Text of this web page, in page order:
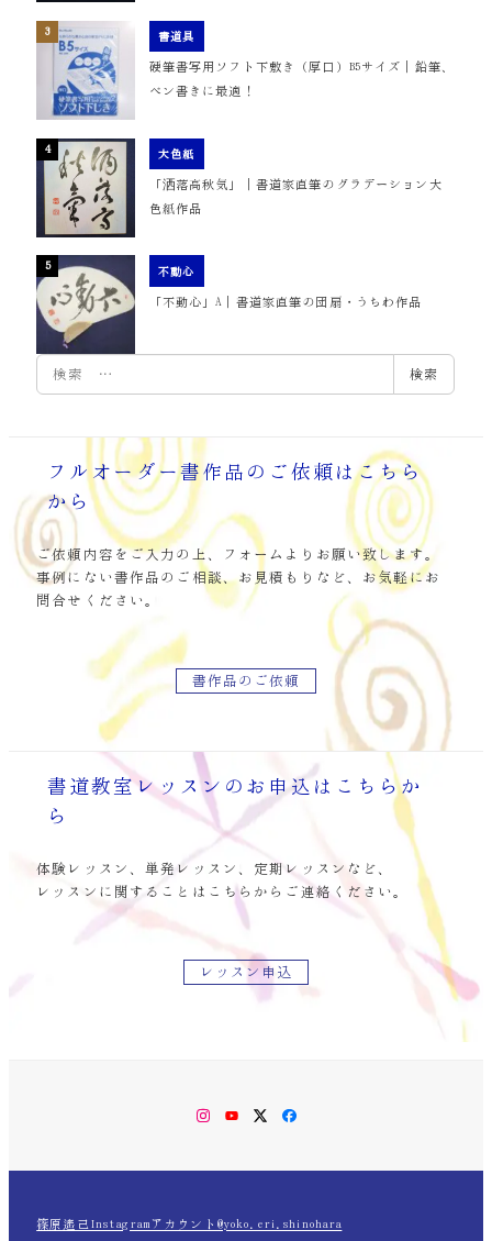
書道具
硬筆書写用ソフト下敷き（厚口）B5サイズ｜鉛筆、
ペン書きに最適！
大色紙
「洒落高秋気」｜書道家直筆のグラデーション大
色紙作品
不動心
「不動心」A｜書道家直筆の団扇・うちわ作品
索
検索
フルオーダー書作品のご依頼はこちら
から
ご依頼内容をご入力の上、フォームよりお願い致します。
事例にない書作品のご相談、お見積もりなど、お気軽にお
問合せください。
書作品のご依頼
書道教室レッスンのお申込はこちらか
ら
体験レッスン、単発レッスン、定期レッスンなど、
レッスンに関することはこちらからご連絡ください。
レッスン申込
Instagram
YouTubeTwitterFacebook
篠原遙己Instagramアカウント@yoko.eri.shinohara